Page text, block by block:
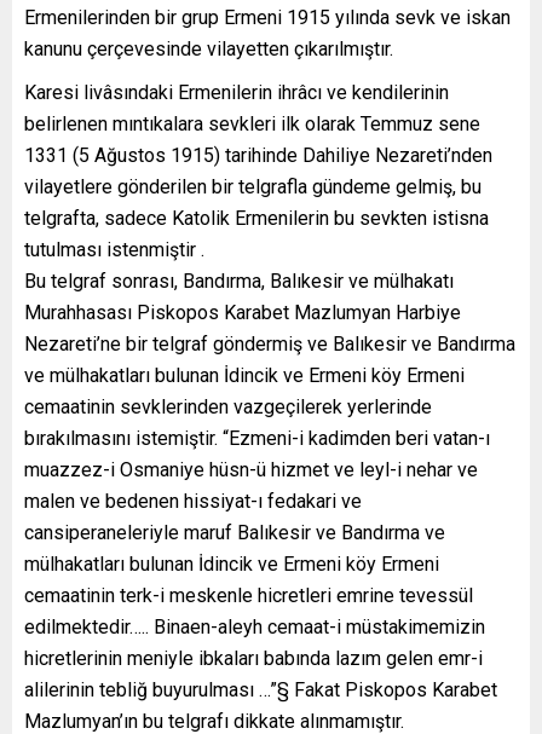
Ermenilerinden bir grup Ermeni 1915 yılında sevk ve iskan
kanunu çerçevesinde vilayetten çıkarılmıştır.
Karesi livâsındaki Ermenilerin ihrâcı ve kendilerinin
belirlenen mıntıkalara sevkleri ilk olarak Temmuz sene
1331 (5 Ağustos 1915) tarihinde Dahiliye Nezareti’nden
vilayetlere gönderilen bir telgrafla gündeme gelmiş, bu
telgrafta, sadece Katolik Ermenilerin bu sevkten istisna
tutulması istenmiştir .
Bu telgraf sonrası, Bandırma, Balıkesir ve mülhakatı
Murahhasası Piskopos Karabet Mazlumyan Harbiye
Nezareti’ne bir telgraf göndermiş ve Balıkesir ve Bandırma
ve mülhakatları bulunan İdincik ve Ermeni köy Ermeni
cemaatinin sevklerinden vazgeçilerek yerlerinde
bırakılmasını istemiştir. “Ezmeni-i kadimden beri vatan-ı
muazzez-i Osmaniye hüsn-ü hizmet ve leyl-i nehar ve
malen ve bedenen hissiyat-ı fedakari ve
cansiperaneleriyle maruf Balıkesir ve Bandırma ve
mülhakatları bulunan İdincik ve Ermeni köy Ermeni
cemaatinin terk-i meskenle hicretleri emrine tevessül
edilmektedir….. Binaen-aleyh cemaat-i müstakimemizin
hicretlerinin meniyle ibkaları babında lazım gelen emr-i
alilerinin tebliğ buyurulması …”§ Fakat Piskopos Karabet
Mazlumyan’ın bu telgrafı dikkate alınmamıştır.